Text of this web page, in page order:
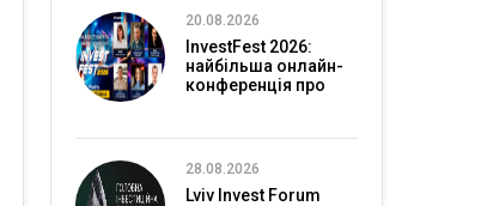
20.08.2026
InvestFest 2026:
найбільша онлайн-
конференція про
28.08.2026
Lviv Invest Forum